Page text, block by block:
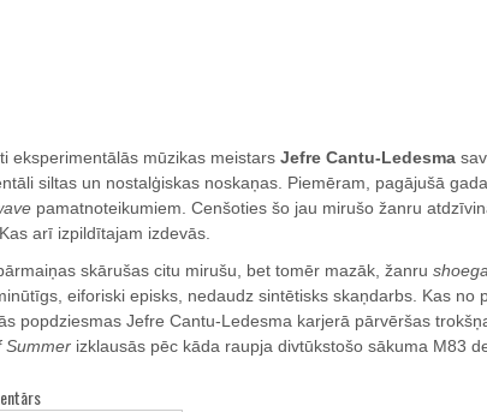
eksperimentālās mūzikas meistars Jefre Cantu-Ledesma
siltas un nostalģiskas noskaņas. Piemēram, pagājušā
pamatnoteikumiem. Cenšoties šo jau mirušo žanru
arī izpildītajam izdevās.
skārušas citu mirušu, bet tomēr mazāk, žanru
eiforiski episks, nedaudz sintētisks skaņdarbs. Kas no
popdziesmas Jefre Cantu-Ledesma karjerā pārvēršas
Summer izklausās pēc kāda raupja divtūkstošo sākuma M83